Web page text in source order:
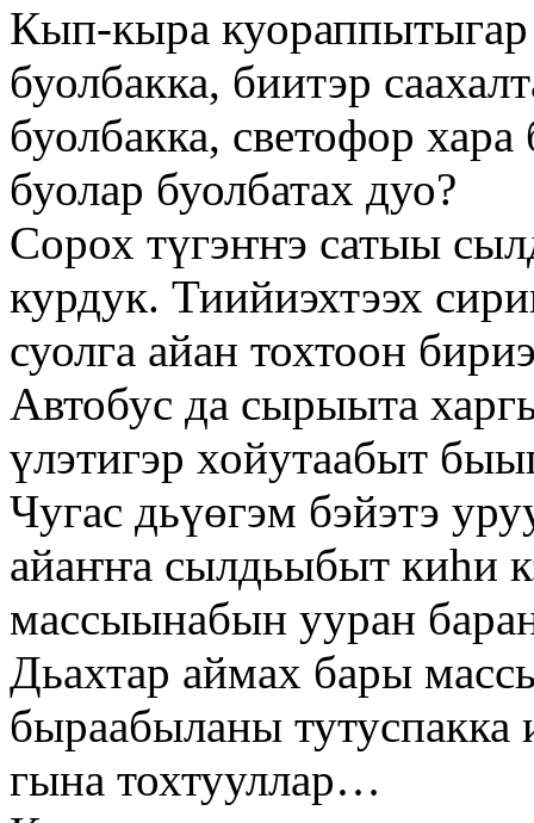
Кып-кыра куораппытыгар
буолбакка, биитэр
буолбакка, светофор
буолар буолбатах дуо?
Сорох түгэҥҥэ сатыы
курдук. Тиийиэхтээх
суолга айан тохтоон
Автобус да сырыыта
үлэтигэр хойутаабыт
Чугас дьүөгэм бэйэтэ
айаҥҥа сылдьыбыт киһи
массыынабын ууран
Дьахтар аймах бары
быраабыланы тутуспакка
гына тохтууллар…